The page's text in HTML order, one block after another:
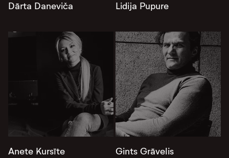
Dārta Daneviča Lidija Pupure
Anete Kursīte Gints Grāvelis